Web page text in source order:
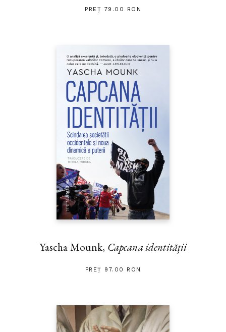
PREȚ 79.00 RON
Yascha Mounk, Capcana identității
PREȚ 97.00 RON